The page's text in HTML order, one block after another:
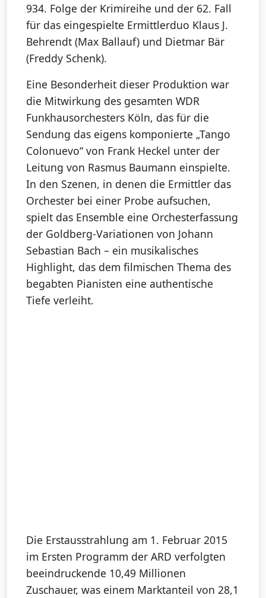
934. Folge der Krimireihe und der 62. Fall
für das eingespielte Ermittlerduo Klaus J.
Behrendt (Max Ballauf) und Dietmar Bär
(Freddy Schenk).
Eine Besonderheit dieser Produktion war
die Mitwirkung des gesamten WDR
Funkhausorchesters Köln, das für die
Sendung das eigens komponierte „Tango
Colonuevo“ von Frank Heckel unter der
Leitung von Rasmus Baumann einspielte.
In den Szenen, in denen die Ermittler das
Orchester bei einer Probe aufsuchen,
spielt das Ensemble eine Orchesterfassung
der Goldberg-Variationen von Johann
Sebastian Bach – ein musikalisches
Highlight, das dem filmischen Thema des
begabten Pianisten eine authentische
Tiefe verleiht.
Die Erstausstrahlung am 1. Februar 2015
im Ersten Programm der ARD verfolgten
beeindruckende 10,49 Millionen
Zuschauer, was einem Marktanteil von 28,1